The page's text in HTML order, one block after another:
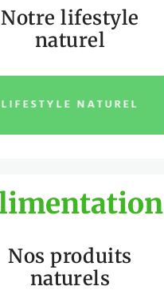
Notre lifestyle
naturel
LIFESTYLE NATUREL
Nos produits
naturels